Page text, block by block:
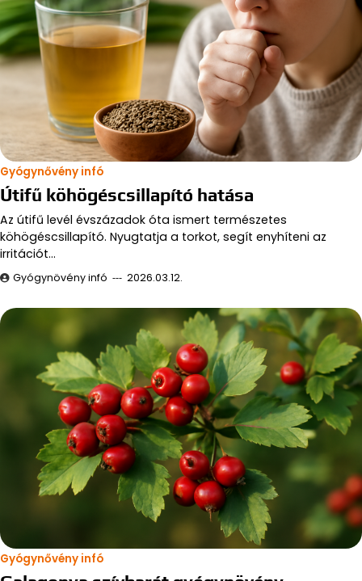
Gyógynővény infó
Útifű köhögéscsillapító hatása
Az útifű levél évszázadok óta ismert természetes
köhögéscsillapító. Nyugtatja a torkot, segít enyhíteni az
irritációt…
Gyógynövény infó 2026.03.12.
Gyógynővény infó